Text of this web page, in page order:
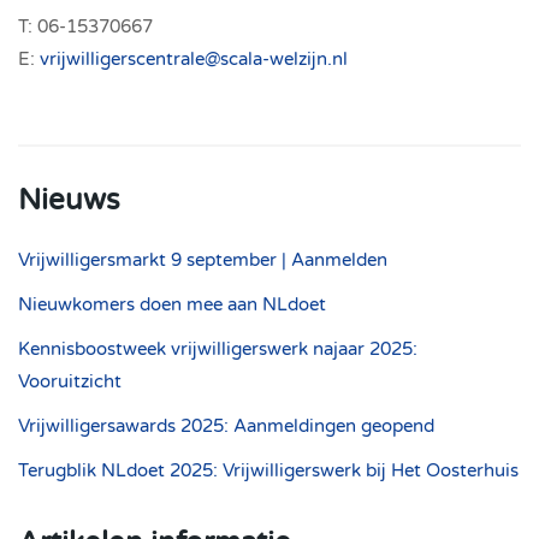
T: 06-15370667
E: vrijwilligerscentrale@scala-welzijn.nl
Nieuws
Vrijwilligersmarkt 9 september | Aanmelden
Nieuwkomers doen mee aan NLdoet
Kennisboostweek vrijwilligerswerk najaar 2025:
Vooruitzicht
Vrijwilligersawards 2025: Aanmeldingen geopend
Terugblik NLdoet 2025: Vrijwilligerswerk bij Het Oosterhuis